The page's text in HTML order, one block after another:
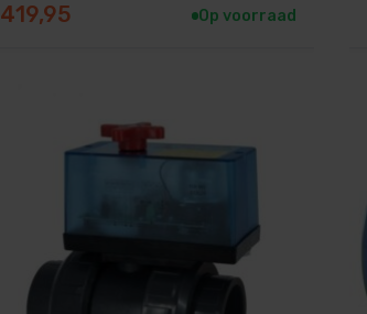
419,95 Op voorraad